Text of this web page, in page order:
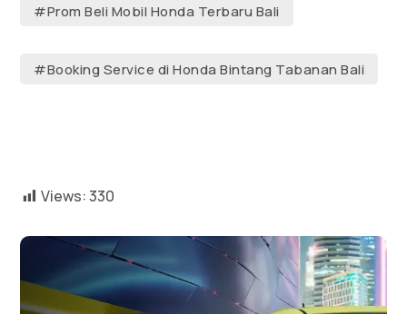
#Prom Beli Mobil Honda Terbaru Bali
#Booking Service di Honda Bintang Tabanan Bali
Views: 330